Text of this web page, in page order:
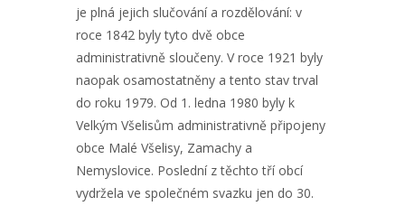
je plná jejich slučování a rozdělování: v
roce 1842 byly tyto dvě obce
administrativně sloučeny. V roce 1921 byly
naopak osamostatněny a tento stav trval
do roku 1979. Od 1. ledna 1980 byly k
Velkým Všelisům administrativně připojeny
obce Malé Všelisy, Zamachy a
Nemyslovice. Poslední z těchto tří obcí
vydržela ve společném svazku jen do 30.